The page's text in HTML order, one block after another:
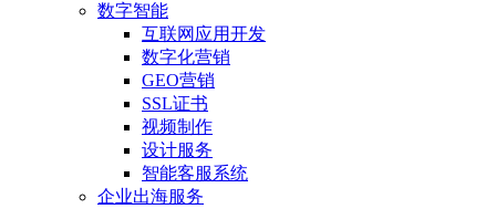
数字智能
互联网应用开发
数字化营销
GEO营销
SSL证书
视频制作
设计服务
智能客服系统
企业出海服务